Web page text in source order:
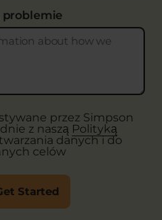
problemie
przez Simpson
z naszą Polityką
danych i do
celów
Started